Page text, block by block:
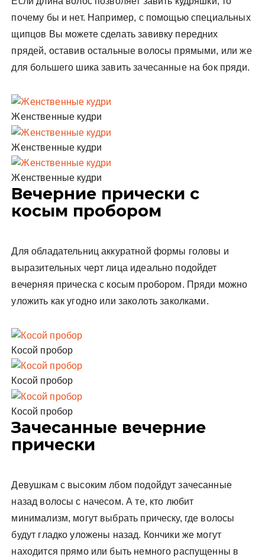
почему бы и нет. Например, с помощью специальных
щипцов Вы можете сделать завивку передних
прядей, оставив остальные волосы прямыми, или же
для большего шика завить зачесанные на бок пряди.
Женственные кудри
Женственные кудри
Женственные кудри
Вечерние прически с
косым пробором
Для обладательниц аккуратной формы головы и
выразительных черт лица идеально подойдет
вечерняя прическа с косым пробором. Пряди можно
уложить как угодно или заколоть заколками.
Косой пробор
Косой пробор
Косой пробор
Зачесанные вечерние
прически
Девушкам с высоким лбом подойдут зачесанные
назад волосы с начесом. А те, кто любит
минимализм, могут выбрать прическу, где волосы
будут гладко уложены назад. Кончики же могут
находится прямо или быть немного распущенны в